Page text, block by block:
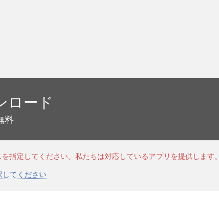
ロード
料
指定してください。私たちは対応しているアプリを提供します
してください